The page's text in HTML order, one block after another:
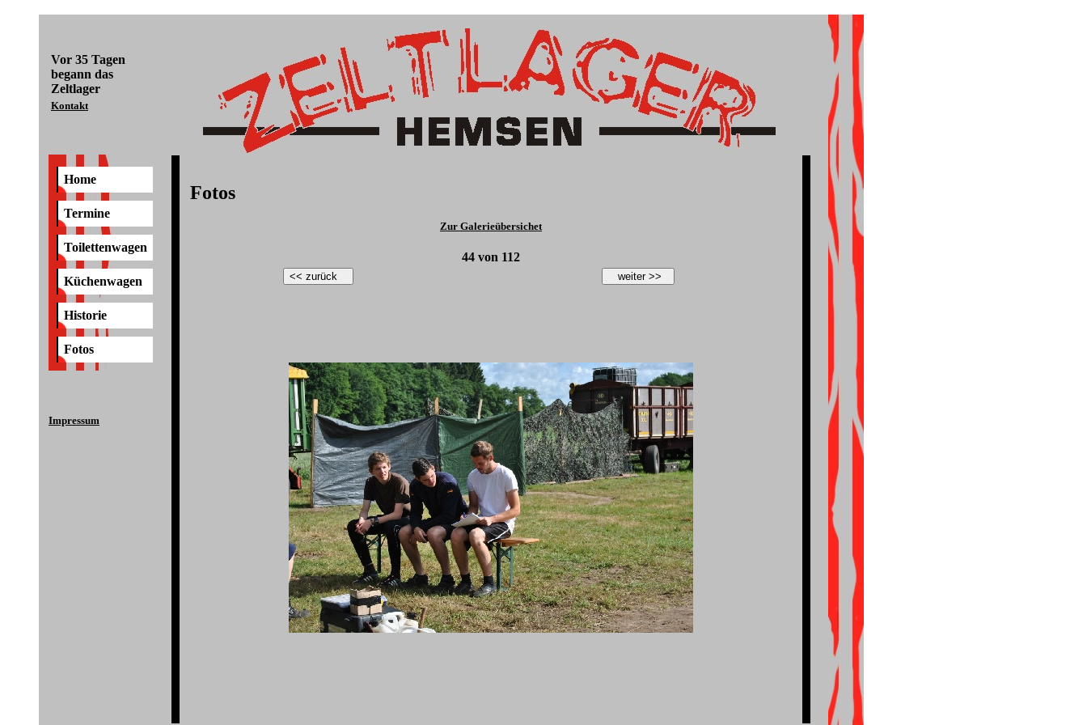
Vor 35 Tagen
begann das
Zeltlager
Kontakt
Home
Termine
Toilettenwagen
Küchenwagen
Historie
Fotos
Impressum
Fotos
Zur Galerieübersichet
44 von 112